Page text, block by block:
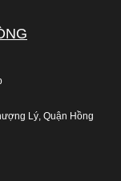
Lý, Quận Hồng